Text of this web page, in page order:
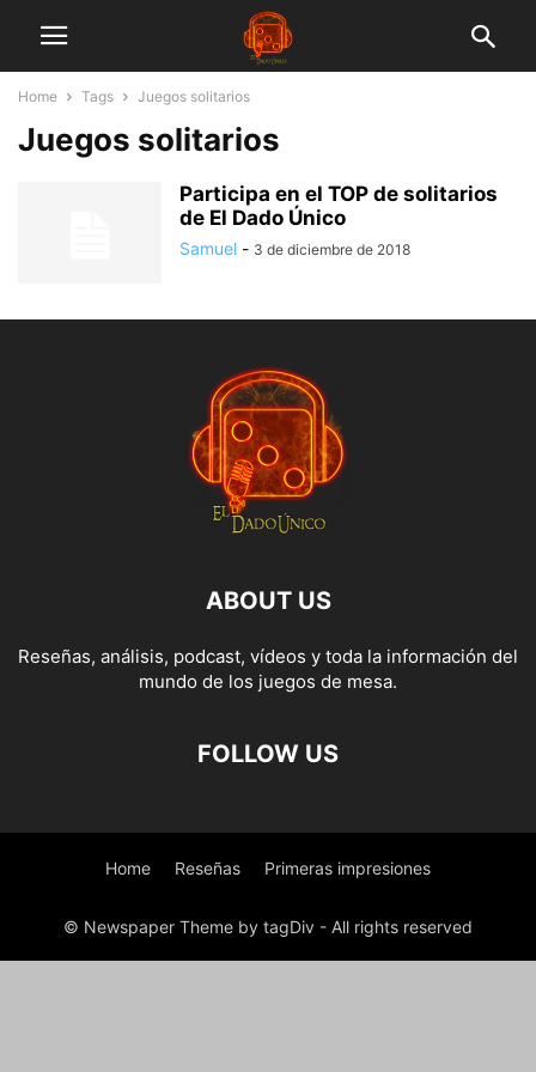
Home Tags Juegos solitarios
Juegos solitarios
Participa en el TOP de solitarios
de El Dado Único
Samuel - 3 de diciembre de 2018
ABOUT US
Reseñas, análisis, podcast, vídeos y toda la información del
mundo de los juegos de mesa.
FOLLOW US
Home Reseñas Primeras impresiones
© Newspaper Theme by tagDiv - All rights reserved